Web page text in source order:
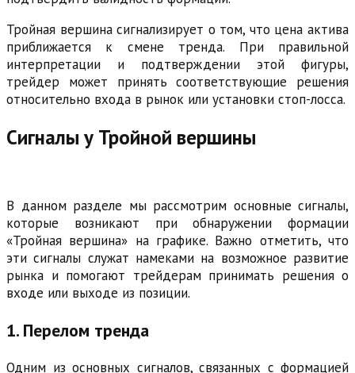
Тройная вершина сигнализирует о том, что цена актива
приближается к смене тренда. При правильной
интерпретации и подтверждении этой фигуры,
трейдер может принять соответствующие решения
относительно входа в рынок или установки стоп-лосса.
Сигналы у Тройной вершины
В данном разделе мы рассмотрим основные сигналы,
которые возникают при обнаружении формации
«Тройная вершина» на графике. Важно отметить, что
эти сигналы служат намеками на возможное развитие
рынка и помогают трейдерам принимать решения о
входе или выходе из позиции.
1. Перелом тренда
Одним из основных сигналов, связанных с формацией